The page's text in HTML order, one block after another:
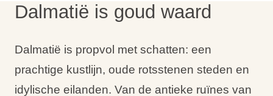
Merken
Ami Loyalty programma
Dalmatië is goud waard
Dalmatië is propvol met schatten: een
prachtige kustlijn, oude rotsstenen steden en
idylische eilanden. Van de antieke ruïnes van